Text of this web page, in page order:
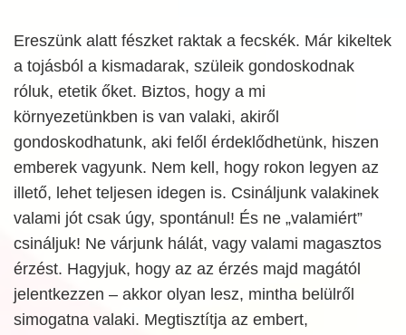
Ereszünk alatt fészket raktak a fecskék. Már kikeltek
a tojásból a kismadarak, szüleik gondoskodnak
róluk, etetik őket. Biztos, hogy a mi
környezetünkben is van valaki, akiről
gondoskodhatunk, aki felől érdeklődhetünk, hiszen
emberek vagyunk. Nem kell, hogy rokon legyen az
illető, lehet teljesen idegen is. Csináljunk valakinek
valami jót csak úgy, spontánul! És ne „valamiért”
csináljuk! Ne várjunk hálát, vagy valami magasztos
érzést. Hagyjuk, hogy az az érzés majd magától
jelentkezzen – akkor olyan lesz, mintha belülről
simogatna valaki. Megtisztítja az embert,